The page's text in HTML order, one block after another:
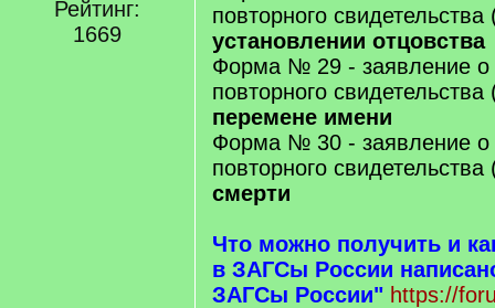
Рейтинг:
1669
повторного
установлении отцовства
Форма № 29 - заявление о
повторного
перемене имени
Форма № 30 - заявление о
повторного
смерти
Что можно получить и
в ЗАГСы России
ЗАГСы России" https://